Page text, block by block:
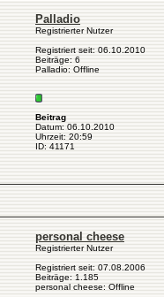
Palladio
Registrierter Nutzer
Registriert seit: 06.10.2010
Beiträge: 6
Palladio: Offline
Beitrag
Datum: 06.10.2010
Uhrzeit: 20:59
ID: 41171
personal cheese
Registrierter Nutzer
Registriert seit: 07.08.2006
Beiträge: 1.185
personal cheese: Offline